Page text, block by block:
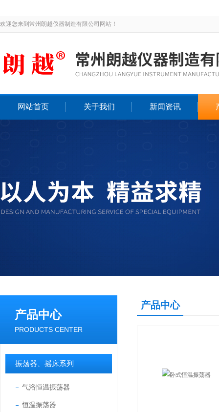
欢迎您来到常州朗越仪器制造有限公司网站！
网站首页 关于我们 新闻资讯
产品中心
PRODUCTS CENTER
振荡器、摇床系列
气浴恒温振荡器
恒温振荡器
产品中心